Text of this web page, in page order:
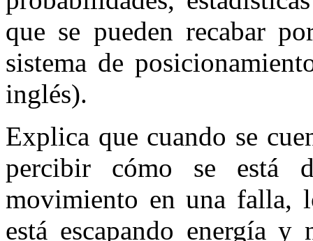
que se pueden recabar
sistema de
inglés).
Explica que cuando se
percibir cómo se está
movimiento en una falla,
está escapando energía